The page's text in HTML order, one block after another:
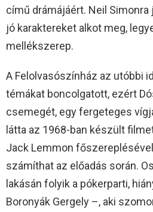
című drámájáért. Neil
jó karaktereket alkot meg,
mellékszerep.
A Felolvasószínház az utóbbi
témákat boncolgatott, ezért
csemegét, egy fergeteges
látta az 1968-ban készült
Jack Lemmon
számíthat az előadás során.
lakásán folyik a pókerparti,
Boronyák Gergely –, aki